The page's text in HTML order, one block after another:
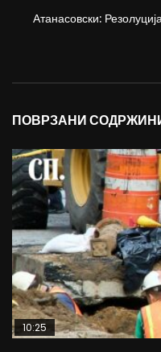
Атанасовски:
ПОВРЗАНИ
10:25